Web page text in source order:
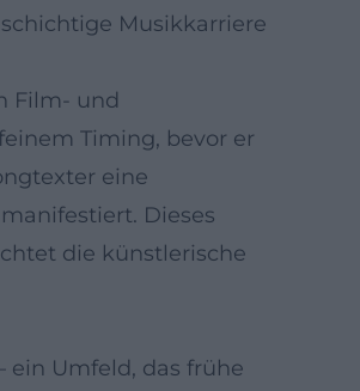
Musikkarriere
Film- und
Timing, bevor er
eine
Dieses
die künstlerische
ein Umfeld, das frühe